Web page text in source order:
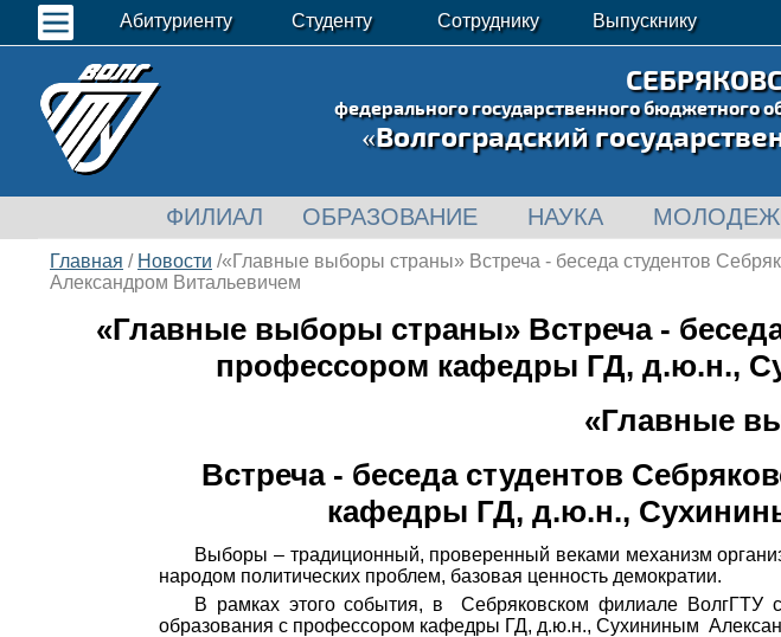
Абитуриенту Студенту Сотруднику Выпускнику
федерального государственного бюджетного
«Волгоградский
ФИЛИАЛ ОБРАЗОВАНИЕ НАУКА
Главная / Новости /«Главные выборы страны» Встреча - беседа студентов
Александром Витальевичем
«Главные выборы страны» Встреча -
профессором кафедры ГД, д.ю.н.,
«Главные
Встреча - беседа студентов
кафедры ГД, д.ю.н.,
Выборы – традиционный, проверенный веками механизм
народом политических проблем, базовая ценность демократии.
В рамках этого события, в Себряковском филиале ВолгГТУ
образования с профессором кафедры ГД, д.ю.н., Сухининым